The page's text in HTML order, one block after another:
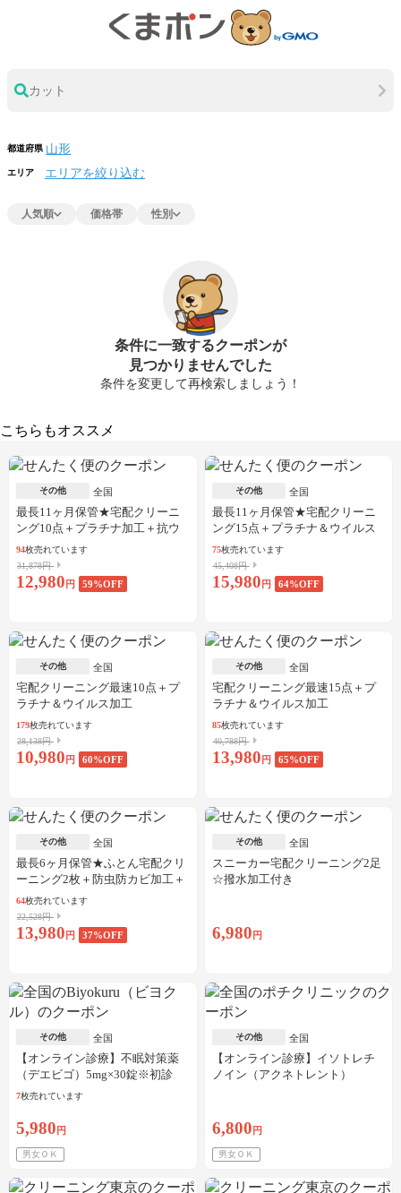
カット
都道府県
エリア エリアを絞り込む
人気順 価格帯 性別
条件に一致するクーポンが
見つかりませんでした
条件を変更して再検索しましょう！
こちらもオススメ
その他 全国
最長11ヶ月保管★宅配クリーニ
ング10点＋プラチナ加工＋抗ウ
イルス加工
94枚売れています
31,878円
12,980 円 59%OFF
その他 全国
最長11ヶ月保管★宅配クリーニ
ング15点＋プラチナ＆ウイルス
加工
75枚売れています
45,408円
15,980 円 64%OFF
その他 全国
宅配クリーニング最速10点＋プ
ラチナ＆ウイルス加工
179枚売れています
28,138円
10,980 円 60%OFF
その他 全国
宅配クリーニング最速15点＋プ
ラチナ＆ウイルス加工
85枚売れています
40,788円
13,980 円 65%OFF
その他 全国
最長6ヶ月保管★ふとん宅配クリ
ーニング2枚＋防虫防カビ加工＋
しみ抜き
64枚売れています
22,528円
13,980 円 37%OFF
その他 全国
スニーカー宅配クリーニング2足
☆撥水加工付き
6,980 円
その他 全国
【オンライン診療】不眠対策薬
（デエビゴ）5mg×30錠※初診
料・送料込
7枚売れています
5,980 円
男女ＯＫ
その他 全国
【オンライン診療】イソトレチ
ノイン（アクネトレント）
6,800 円
男女ＯＫ